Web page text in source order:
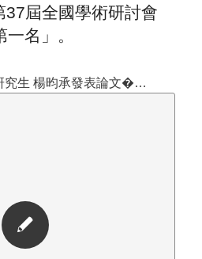
屆全國學術研討會
一名」。
究生 楊昀承發表論文�…